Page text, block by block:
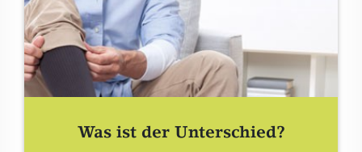
Was ist der Un­ter­schied?